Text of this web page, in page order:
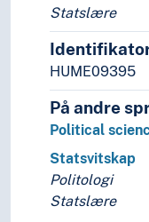
Statslære
HUME09395
På andre
Political
Statsvitskap
Politologi
Statslære